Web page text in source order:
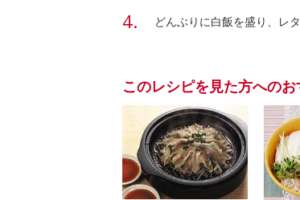
どんぶりに白飯を盛り、レ
このレシピを見た方への